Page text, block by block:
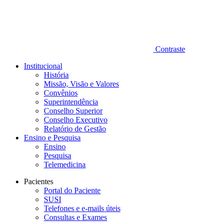
Contraste
Institucional
História
Missão, Visão e Valores
Convênios
Superintendência
Conselho Superior
Conselho Executivo
Relatório de Gestão
Ensino e Pesquisa
Ensino
Pesquisa
Telemedicina
Pacientes
Portal do Paciente
SUSI
Telefones e e-mails úteis
Consultas e Exames